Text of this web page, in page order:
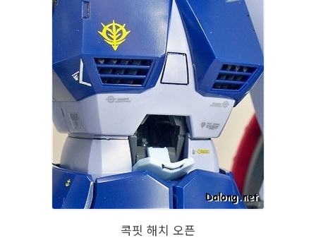
콕핏 해치 오픈